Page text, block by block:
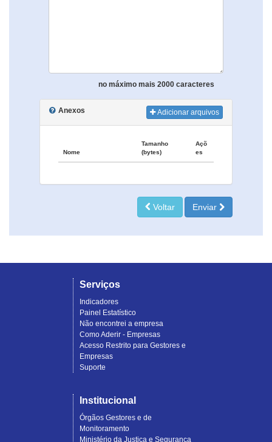
no máximo mais 2000 caracteres
Anexos Adicionar arquivos
Nome
Tamanho
(bytes)
Açõ
es
Voltar Enviar
Serviços
Indicadores
Painel Estatístico
Não encontrei a empresa
Como Aderir - Empresas
Acesso Restrito para Gestores e
Empresas
Suporte
Institucional
Órgãos Gestores e de
Monitoramento
Ministério da Justiça e Segurança